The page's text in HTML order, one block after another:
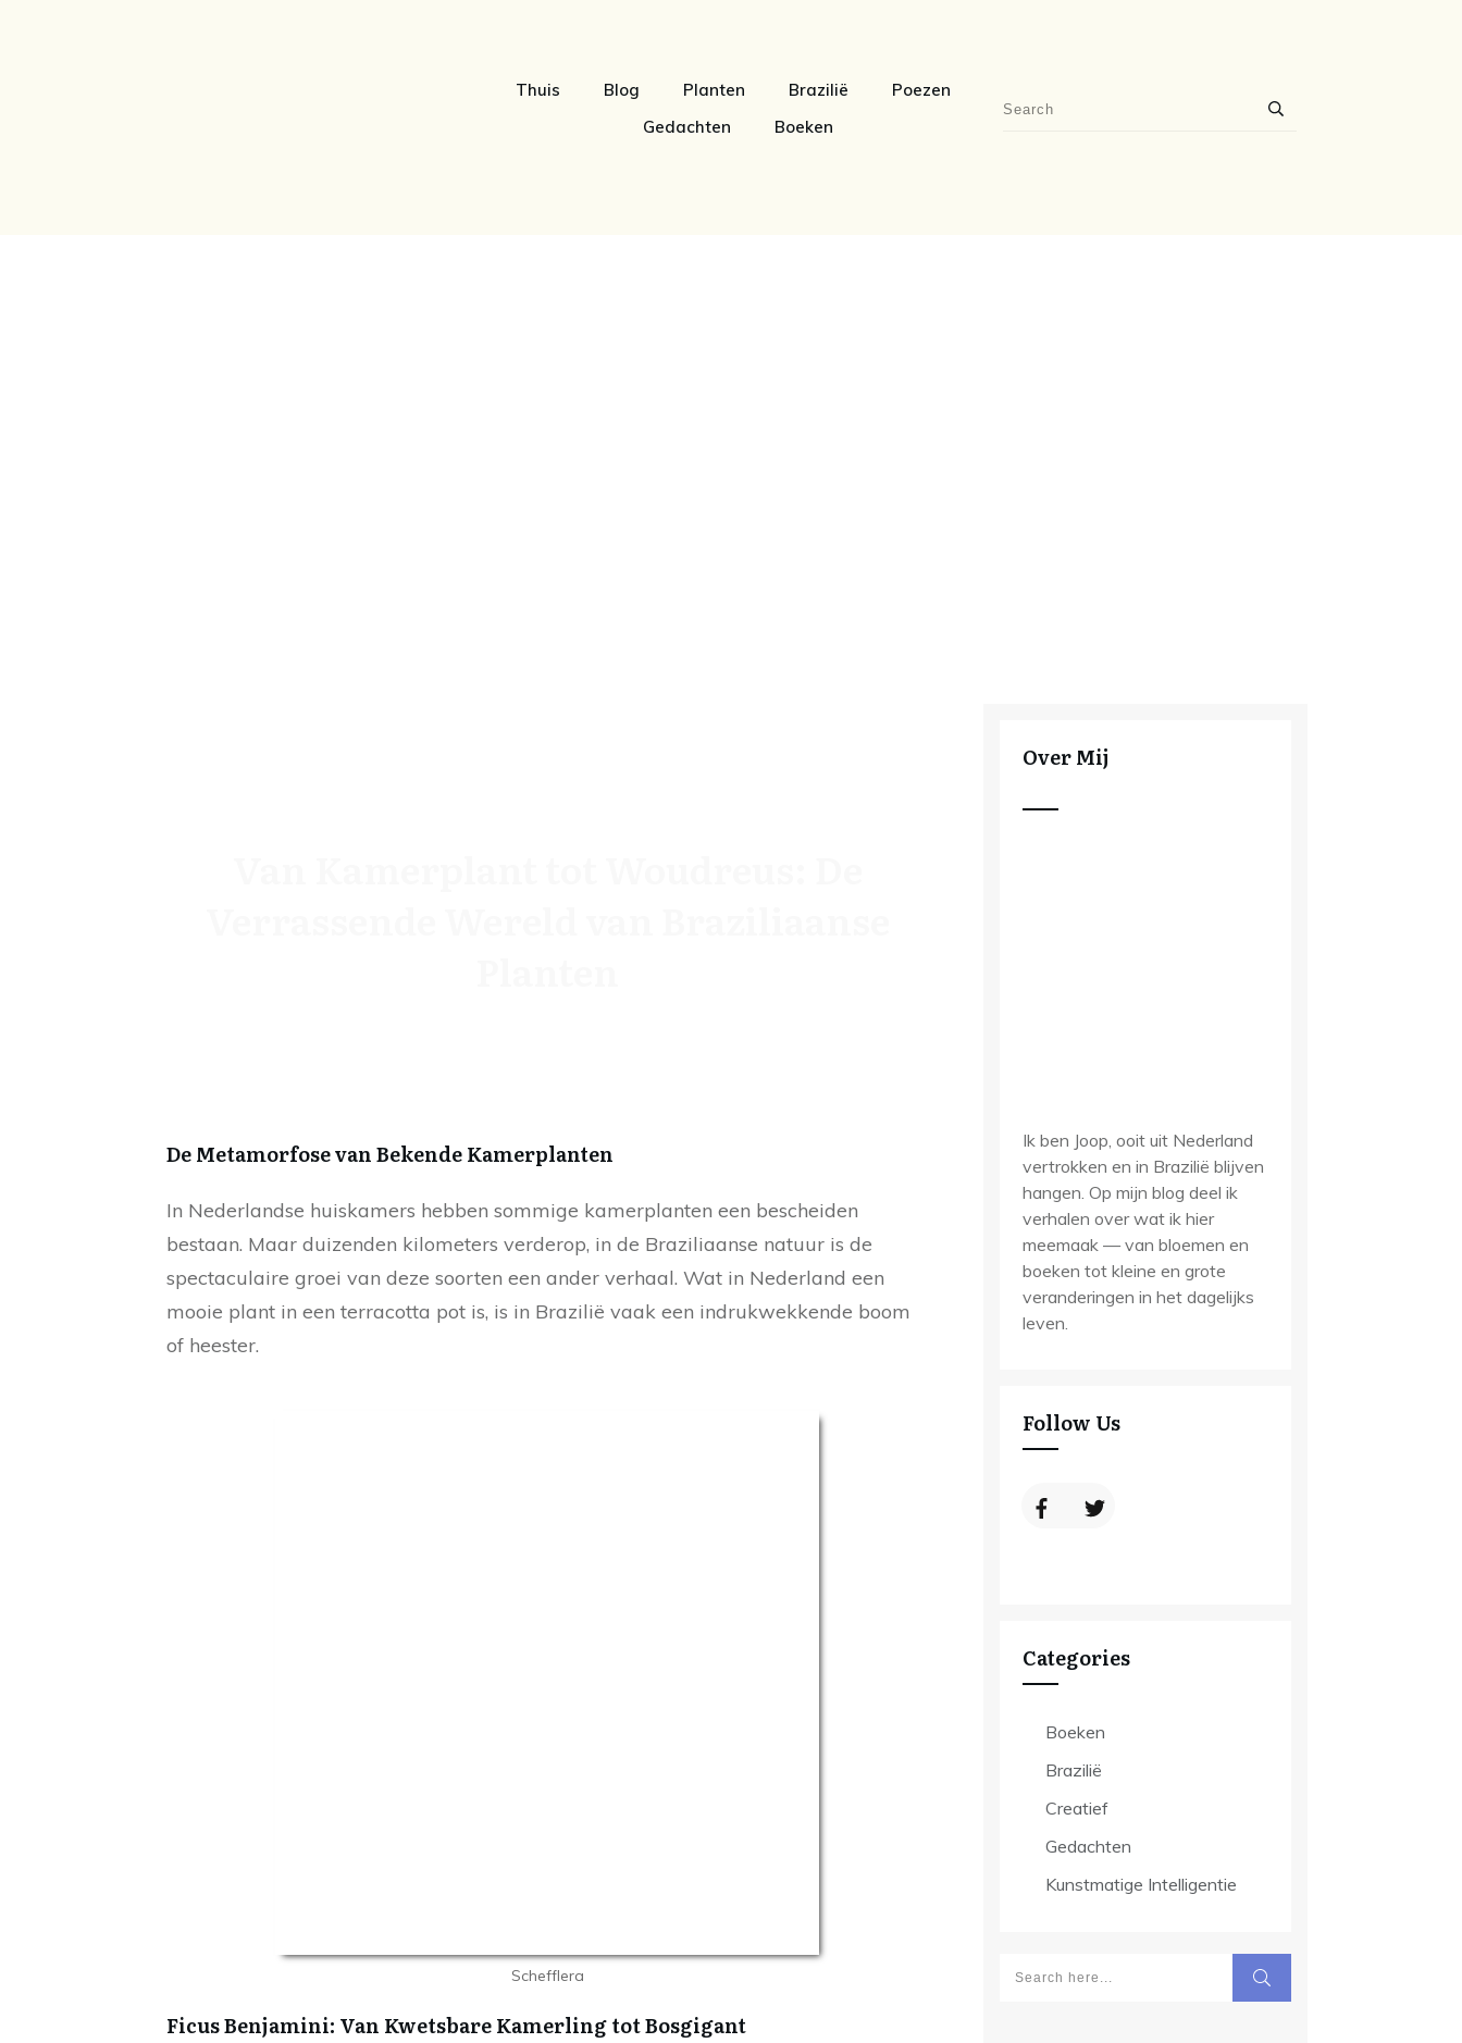
Thuis Blog Planten Brazilië
Poezen
Gedachten
Boeken
De Metamorfose van Bekende Kamerplanten
In Nederlandse huiskamers hebben sommige kamerplanten een bescheiden
bestaan. Maar duizenden kilometers verderop, in de Braziliaanse natuur is de
spectaculaire groei van deze soorten een ander verhaal. Wat in Nederland een
mooie plant in een terracotta pot is, is in Brazilië vaak een indrukwekkende boom
of heester.
Schefflera
Ficus Benjamini: Van Kwetsbare Kamerling tot Bosgigant
Over Mij
Ik ben Joop, ooit uit Nederland
vertrokken en in Brazilië blijven
hangen. Op mijn blog deel ik
verhalen over wat ik hier
meemaak — van bloemen en
boeken tot kleine en grote
veranderingen in het dagelijks
leven.
Follow Us
Categories
Boeken
Brazilië
Creatief
Gedachten
Kunstmatige Intelligentie